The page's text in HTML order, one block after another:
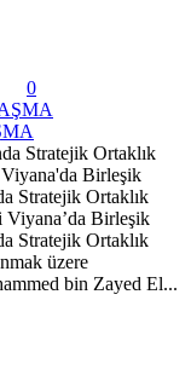
0
Stratejik Ortaklık
Viyana'da Birleşik
Stratejik Ortaklık
Viyana’da Birleşik
Stratejik Ortaklık
üzere
bin Zayed El...